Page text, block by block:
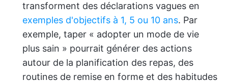
transforment des déclarations vagues en
exemples d'objectifs à 1, 5 ou 10 ans. Par
exemple, taper « adopter un mode de vie
plus sain » pourrait générer des actions
autour de la planification des repas, des
routines de remise en forme et des habitudes